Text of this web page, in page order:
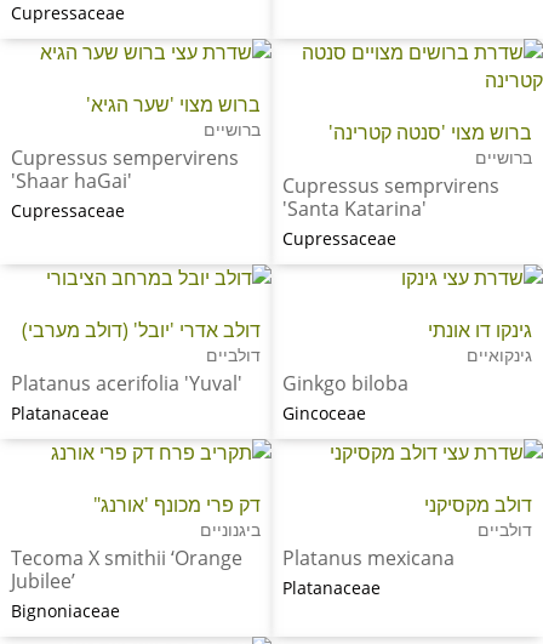
Cupressaceae
ברוש מצוי 'סנטה קטרינה'
ברושיים
Cupressus semprvirens
'Santa Katarina'
Cupressaceae
ברוש מצוי 'שער הגיא'
ברושיים
Cupressus sempervirens
'Shaar haGai'
Cupressaceae
גינקו דו אונתי
גינקואיים
Ginkgo biloba
Gincoceae
דולב אדרי 'יובל' (דולב מערבי)
דולביים
Platanus acerifolia 'Yuval'
Platanaceae
דולב מקסיקני
דולביים
Platanus mexicana
Platanaceae
דק פרי מכונף 'אורנג"
ביגנוניים
Tecoma X smithii ‘Orange
Jubilee’
Bignoniaceae